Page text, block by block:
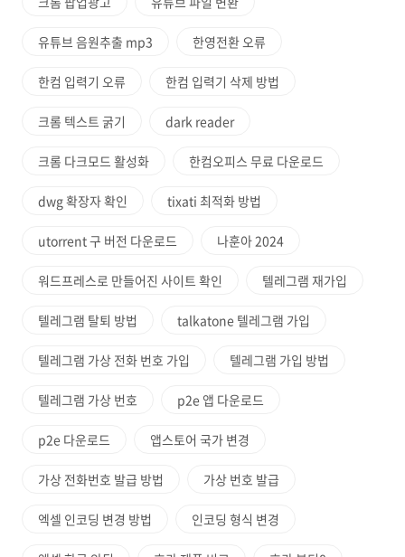
유튜브 음원추출 mp3 한영전환 오류
한컴 입력기 오류 한컴 입력기 삭제 방법
크롬 텍스트 굵기 dark reader
크롬 다크모드 활성화 한컴오피스 무료 다운로드
dwg 확장자 확인 tixati 최적화 방법
utorrent 구 버전 다운로드 나훈아 2024
워드프레스로 만들어진 사이트 확인 텔레그램 재가입
텔레그램 탈퇴 방법 talkatone 텔레그램 가입
텔레그램 가상 전화 번호 가입 텔레그램 가입 방법
텔레그램 가상 번호 p2e 앱 다운로드
p2e 다운로드 앱스토어 국가 변경
가상 전화번호 발급 방법 가상 번호 발급
엑셀 인코딩 변경 방법 인코딩 형식 변경